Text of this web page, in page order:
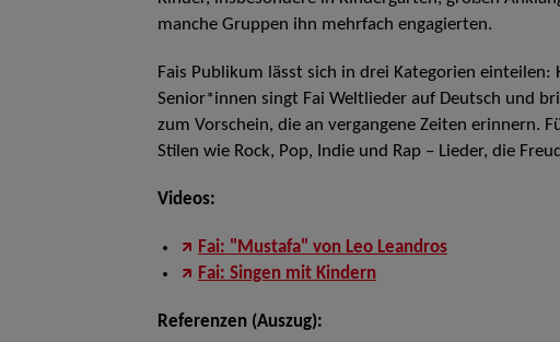
manche Gruppen ihn mehrfach engagierten.
Fais Publikum lässt sich in drei Kategorien einteilen:
Senior*innen singt Fai Weltlieder auf Deutsch und
zum Vorschein, die an vergangene Zeiten erinnern.
Stilen wie Rock, Pop, Indie und Rap – Lieder, die
Videos:
Fai: "Mustafa" von Leo Leandros
Fai: Singen mit Kindern
Referenzen (Auszug):